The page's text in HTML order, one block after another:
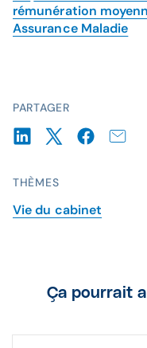
PARTAGER
THÈMES
Vie du cabinet
rémunération
Assurance Maladie
Ça pourrait